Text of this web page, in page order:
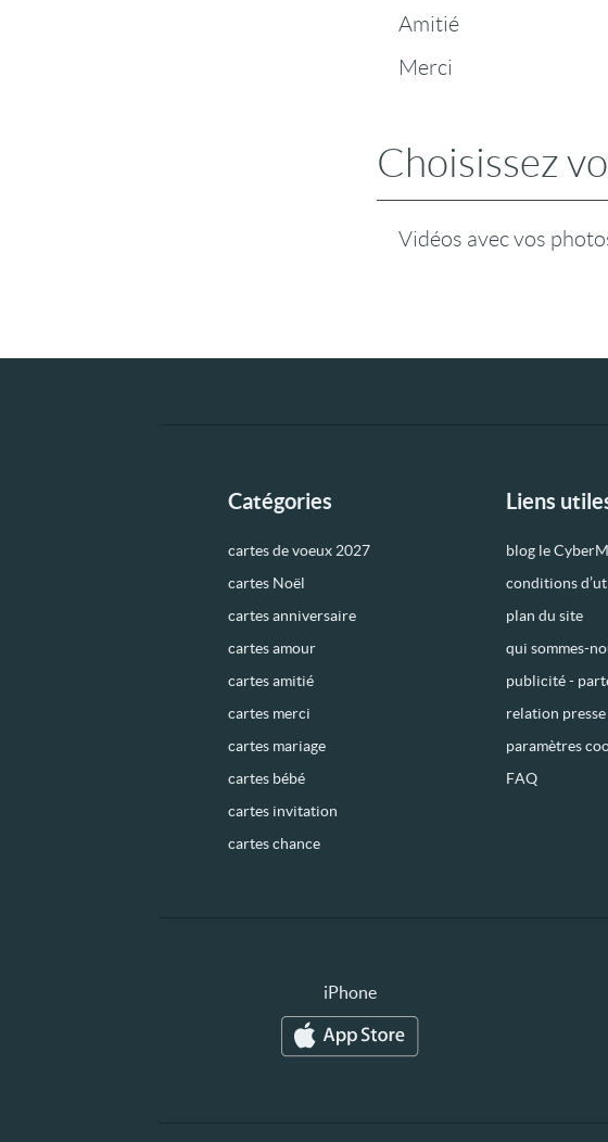
Amitié
Merci
Choisissez
Vidéos avec vos
Catégories
cartes de voeux 2027
cartes Noël
cartes anniversaire
cartes amour
cartes amitié
cartes merci
cartes mariage
cartes bébé
cartes invitation
cartes chance
Liens
blog le
conditions
plan du site
qui sommes-
publicité -
relation presse
paramètres
FAQ
iPhone